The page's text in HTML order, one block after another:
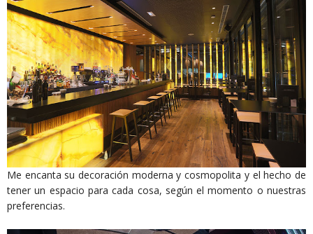
Me encanta su decoración moderna y cosmopolita y el hecho de
tener un espacio para cada cosa, según el momento o nuestras
preferencias.